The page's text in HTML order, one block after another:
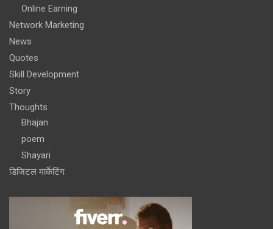
Online Earning
Network Marketing
News
Quotes
Skill Development
Story
Thoughts
Bhajan
poem
Shayari
डिजिटल मार्केटिंग